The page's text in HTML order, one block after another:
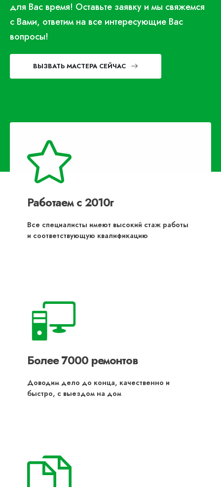
для Вас время! Оставьте заявку и мы свяжемся
с Вами, ответим на все интересующие Вас
вопросы!
ВЫЗВАТЬ МАСТЕРА СЕЙЧАС
Работаем с 2010г
Все специалисты имеют высокий стаж работы
и соответствующую квалификацию
Более 7000 ремонтов
Доводим дело до конца, качественно и
быстро, с выездом на дом